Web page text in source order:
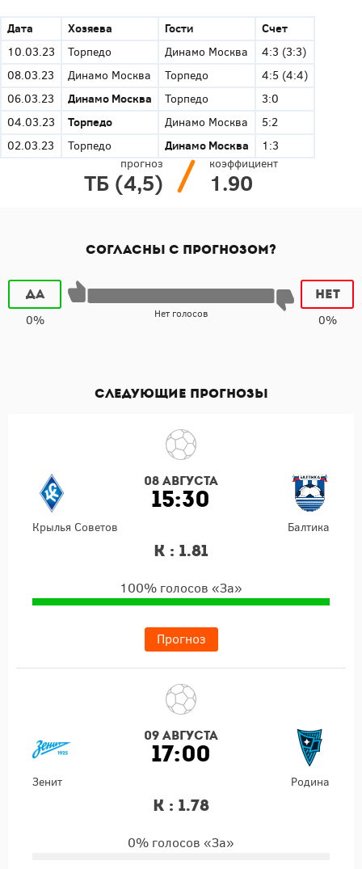
Дата Хозяева Гости Счет
10.03.23 Торпедо Динамо Москва
4:3 (3:3)
08.03.23
Динамо Москва Торпедо
4:5 (4:4)
06.03.23
Динамо Москва Торпедо
3:0
04.03.23
Торпедо Динамо Москва
5:2
02.03.23
Торпедо Динамо Москва
1:3
прогноз
ТБ (4,5)
коэффициент
1.90
Согласны с прогнозом?
Да
0%
Нет голосов
Нет
0%
Следующие прогнозы
08 августа
15:30
Крылья Советов Балтика
К : 1.81
100% голосов «За»
Прогноз
09 августа
17:00
Зенит Родина
К : 1.78
0% голосов «За»